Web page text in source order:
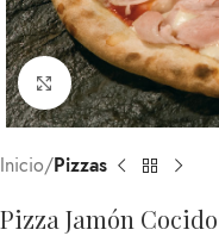
Click para agrandar
Inicio Pizzas
Pizza Jamón Cocido